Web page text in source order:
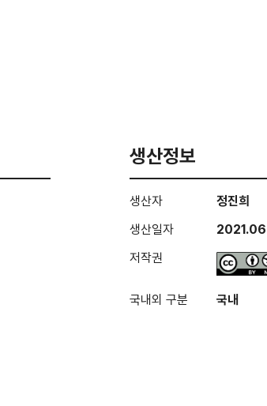
생산정보
생산자
정진희
생산일자
저작권
국내외 구분 국내